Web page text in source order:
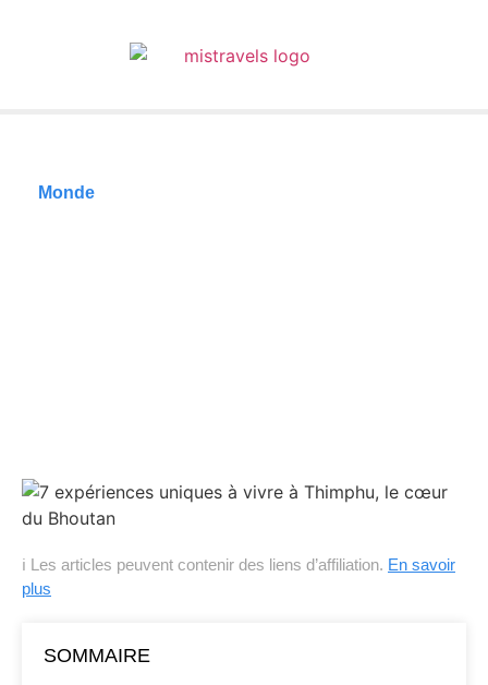
Monde
ℹ Les articles peuvent contenir des liens d’affiliation. En savoir
plus
SOMMAIRE